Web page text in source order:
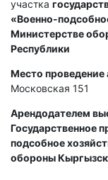
участка
«Военно-
Министерстве
Республики
Место проведение
Московская 151
Арендодателем
Государственное
подсобное
обороны